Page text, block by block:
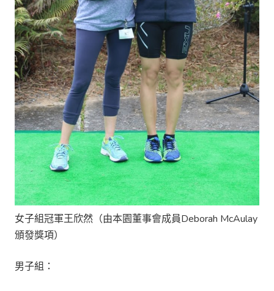
女子組冠軍王欣然（由本園董事會成員Deborah McAulay
頒發獎項）
男子組：